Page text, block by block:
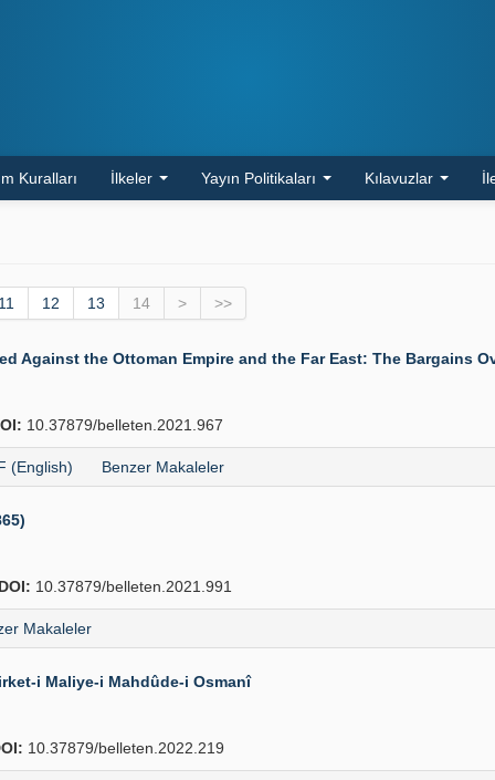
Kuralları İlkeler Yayın Politikaları Kılavuzlar
12 13 14 > >>
Against the Ottoman Empire and the Far East: The Bargains
10.37879/belleten.2021.967
(English) Benzer Makaleler
10.37879/belleten.2021.991
Makaleler
i Maliye-i Mahdûde-i Osmanî
10.37879/belleten.2022.219